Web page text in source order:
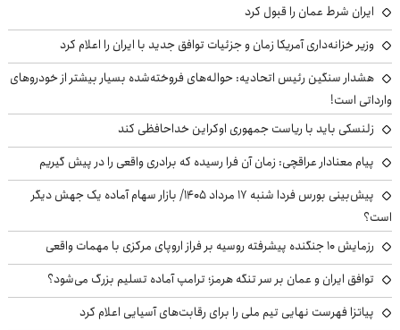
ایران شرط عمان را قبول کرد
وزیر خزانه‌داری آمریکا زمان و جزئیات توافق جدید با ایران را اعلام کرد
هشدار سنگین رئیس اتحادیه: حواله‌های فروخته‌شده بسیار بیشتر از خودروهای
وارداتی است!
زلنسکی باید با ریاست جمهوری اوکراین خداحافظی کند
پیام معنادار عراقچی: زمان آن فرا رسیده که برادری واقعی را در پیش گیریم
پیش‌بینی بورس فردا شنبه ۱۷ مرداد ۱۴۰۵/ بازار سهام آماده یک جهش دیگر
است؟
رزمایش ۱۰ جنگنده پیشرفته روسیه بر فراز اروپای مرکزی با مهمات واقعی
توافق ایران و عمان بر سر تنگه هرمز؛ ترامپ آماده تسلیم بزرگ می‌شود؟
پیاتزا فهرست نهایی تیم ملی را برای رقابت‌های آسیایی اعلام کرد